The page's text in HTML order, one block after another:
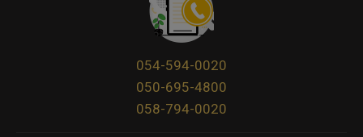
054-594-0020
050-695-4800
058-794-0020